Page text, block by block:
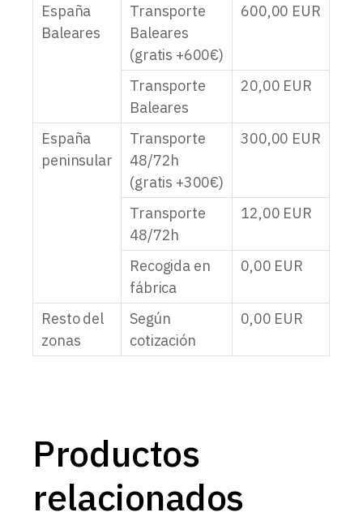
España
Baleares
Transporte
Baleares
(gratis +600€)
600,00 EUR
Transporte
Baleares
20,00 EUR
España
peninsular
Transporte
48/72h
(gratis +300€)
300,00 EUR
Transporte
48/72h
12,00 EUR
Recogida en
fábrica
0,00 EUR
Resto del
zonas
Según
cotización
0,00 EUR
Productos
relacionados